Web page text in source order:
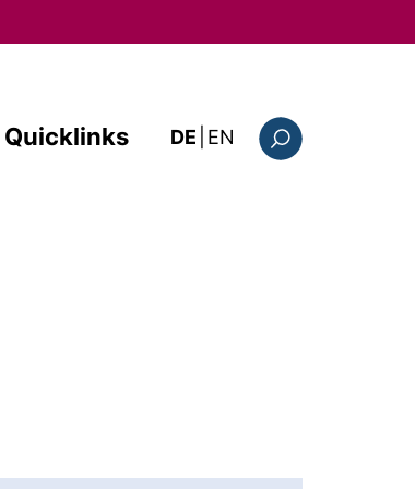
Quicklinks DE EN : the current page